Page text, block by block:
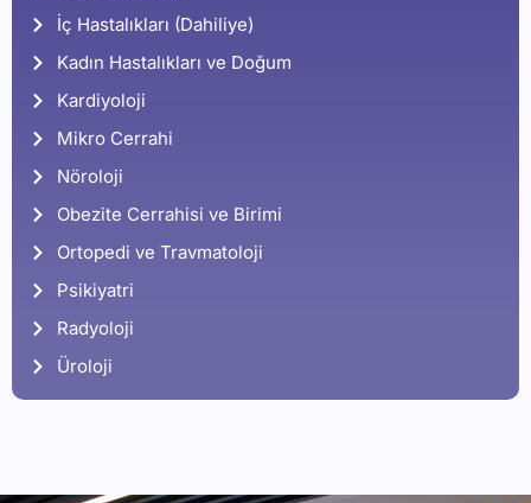
İç Hastalıkları (Dahiliye)
Kadın Hastalıkları ve Doğum
Kardiyoloji
Mikro Cerrahi
Nöroloji
Obezite Cerrahisi ve Birimi
Ortopedi ve Travmatoloji
Psikiyatri
Radyoloji
Üroloji